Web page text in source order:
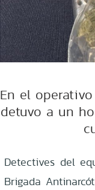
En el
detuvo a un
Detectives del
Brigada